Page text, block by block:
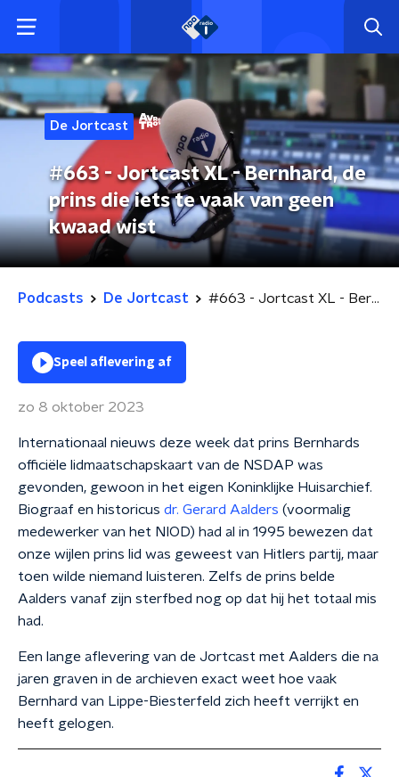
De Jortcast
#663 - Jortcast XL - Bernhard, de
prins die iets te vaak van geen
kwaad wist
Podcasts De Jortcast #663 - Jortcast XL - Bernhard, de prins die iets te vaak van geen kwaad wist
Speel aflevering af
zo 8 oktober 2023
Internationaal nieuws deze week dat prins Bernhards
officiële lidmaatschapskaart van de NSDAP was
gevonden, gewoon in het eigen Koninklijke Huisarchief.
Biograaf en historicus dr. Gerard Aalders (voormalig
medewerker van het NIOD) had al in 1995 bewezen dat
onze wijlen prins lid was geweest van Hitlers partij, maar
toen wilde niemand luisteren. Zelfs de prins belde
Aalders vanaf zijn sterfbed nog op dat hij het totaal mis
had.
Een lange aflevering van de Jortcast met Aalders die na
jaren graven in de archieven exact weet hoe vaak
Bernhard van Lippe-Biesterfeld zich heeft verrijkt en
heeft gelogen.